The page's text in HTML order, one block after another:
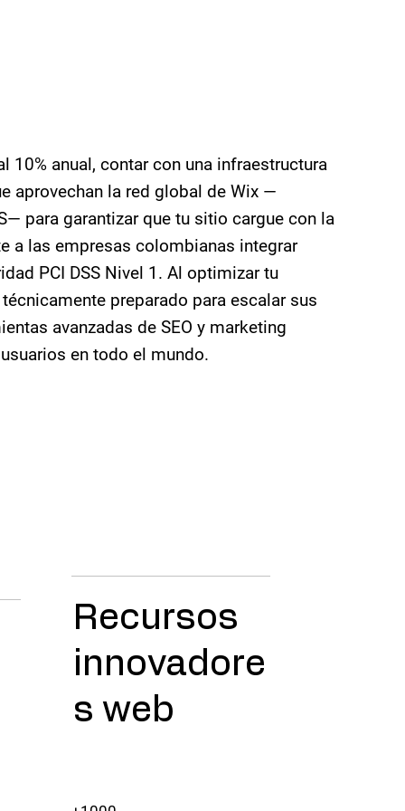
anual, contar con una infraestructura
aprovechan la red global de Wix —
para garantizar que tu sitio cargue con la
a las empresas colombianas integrar
PCI DSS Nivel 1. Al optimizar tu
preparado para escalar sus
avanzadas de SEO y marketing
en todo el mundo.
Recursos
innovadore
s web